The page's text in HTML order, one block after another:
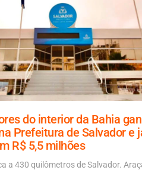
do interior da Bahia
Prefeitura de Salvador e
R$ 5,5 milhões
a 430 quilômetros de Salvador.